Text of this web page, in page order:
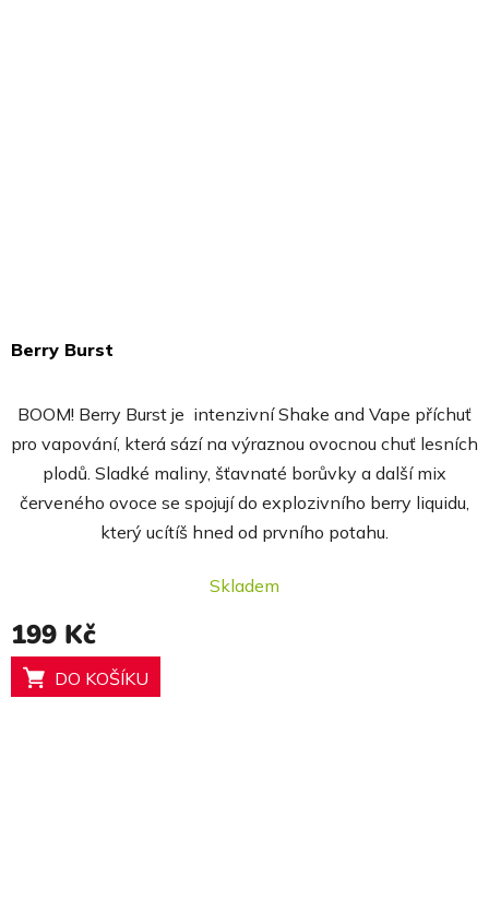
Berry Burst
BOOM! Berry Burst je intenzivní Shake and Vape příchuť
pro vapování, která sází na výraznou ovocnou chuť lesních
plodů. Sladké maliny, šťavnaté borůvky a další mix
červeného ovoce se spojují do explozivního berry liquidu,
který ucítíš hned od prvního potahu.
Skladem
hodnocení
produktu
5,0
199 Kč
DO KOŠÍKU